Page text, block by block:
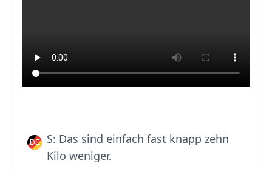
S: Das sind einfach fast knapp zehn
Kilo weniger.